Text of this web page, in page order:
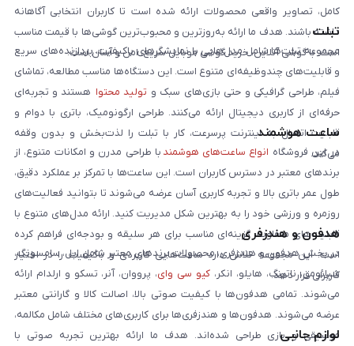
کامل، تصاویر واقعی محصولات ارائه شده است تا کاربران انتخابی آگاهانه
داشته باشند. هدف ما ارائه به‌روزترین و محبوب‌ترین گوشی‌ها با قیمت مناسب
است. با گوشی آنلاین، خرید گوشی موبایل سریع، امن و آسان است.
تبلت
مجموعه تبلت‌ها شامل مدل‌هایی با نمایشگرهای باکیفیت، پردازنده‌های سریع
و قابلیت‌های چندوظیفه‌ای متنوع است. این دستگاه‌ها مناسب مطالعه، تماشای
فیلم، طراحی گرافیکی و حتی بازی‌های سبک و تولید محتوا هستند و تجربه‌ای
حرفه‌ای از کاربری دیجیتال ارائه می‌کنند. طراحی ارگونومیک، باتری با دوام و
قابلیت اتصال به اینترنت پرسرعت، کار با تبلت را لذت‌بخش و بدون وقفه
می‌کند.
ساعت هوشمند
در این فروشگاه انواع ساعت‌های هوشمند با طراحی مدرن و امکانات متنوع، از
برندهای معتبر در دسترس کاربران است. این ساعت‌ها با تمرکز بر عملکرد دقیق،
طول عمر باتری بالا و تجربه کاربری آسان عرضه می‌شوند تا بتوانید فعالیت‌های
روزمره و ورزشی خود را به بهترین شکل مدیریت کنید. ارائه مدل‌های متنوع با
قابلیت‌های متفاوت، گزینه‌ای مناسب برای هر سلیقه و بودجه‌ای فراهم کرده
است. این مجموعه تلاش دارد ساعت‌هایی کاربردی و باکیفیت را در اختیار
کاربران قرار دهد.
هدفون و هندزفری
در بخش هدفون و هندزفری، محصولات برندهای معتبر شامل اپل، سامسونگ،
شیائومی، ناتینگ، هایلو، انکر، کیو سی وای، پرووان، آنر، تسکو و ارلدام ارائه
می‌شوند. تمامی هدفون‌ها با کیفیت صوتی بالا، اصالت کالا و گارانتی معتبر
عرضه می‌شوند. هدفون‌ها و هندزفری‌ها برای کاربری‌های مختلف شامل مکالمه،
موسیقی و بازی طراحی شده‌اند. هدف ما ارائه بهترین تجربه صوتی با
لوازم جانبی